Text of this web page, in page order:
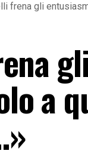
frena gli
a